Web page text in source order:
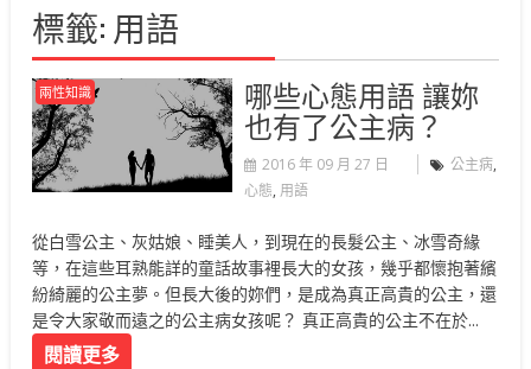
標籤: 用語
兩性知識 哪些心態用語 讓妳
也有了公主病？
2016 年 09 月 27 日 公主病,
心態, 用語
從白雪公主、灰姑娘、睡美人，到現在的長髮公主、冰雪奇緣
等，在這些耳熟能詳的童話故事裡長大的女孩，幾乎都懷抱著繽
紛綺麗的公主夢。但長大後的妳們，是成為真正高貴的公主，還
是令大家敬而遠之的公主病女孩呢？ 真正高貴的公主不在於...
閱讀更多